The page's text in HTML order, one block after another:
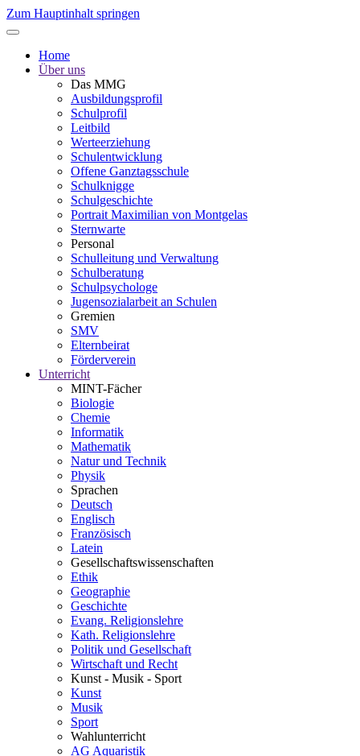
Zum Hauptinhalt springen
Home
Über uns
Das MMG
Ausbildungsprofil
Schulprofil
Leitbild
Werteerziehung
Schulentwicklung
Offene Ganztagsschule
Schulknigge
Schulgeschichte
Portrait Maximilian von Montgelas
Sternwarte
Personal
Schulleitung und Verwaltung
Schulberatung
Schulpsychologe
Jugensozialarbeit an Schulen
Gremien
SMV
Elternbeirat
Förderverein
Unterricht
MINT-Fächer
Biologie
Chemie
Informatik
Mathematik
Natur und Technik
Physik
Sprachen
Deutsch
Englisch
Französisch
Latein
Gesellschaftswissenschaften
Ethik
Geographie
Geschichte
Evang. Religionslehre
Kath. Religionslehre
Politik und Gesellschaft
Wirtschaft und Recht
Kunst - Musik - Sport
Kunst
Musik
Sport
Wahlunterricht
AG Aquaristik